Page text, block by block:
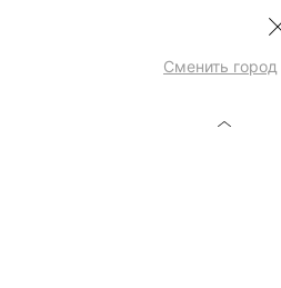
Сменить город
ПЛАТЬЕ МИНИ 6254333537-50